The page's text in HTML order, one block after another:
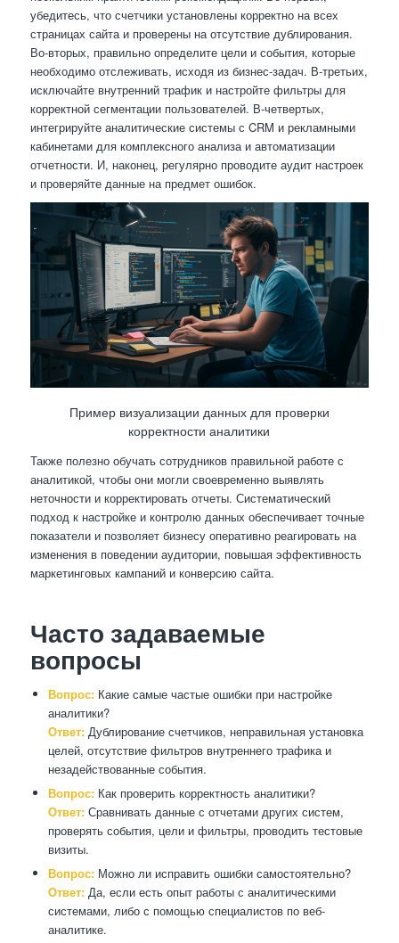
убедитесь, что счетчики установлены корректно на всех
страницах сайта и проверены на отсутствие дублирования.
Во-вторых, правильно определите цели и события, которые
необходимо отслеживать, исходя из бизнес-задач. В-третьих,
исключайте внутренний трафик и настройте фильтры для
корректной сегментации пользователей. В-четвертых,
интегрируйте аналитические системы с CRM и рекламными
кабинетами для комплексного анализа и автоматизации
отчетности. И, наконец, регулярно проводите аудит настроек
и проверяйте данные на предмет ошибок.
Пример визуализации данных для проверки
корректности аналитики
Также полезно обучать сотрудников правильной работе с
аналитикой, чтобы они могли своевременно выявлять
неточности и корректировать отчеты. Систематический
подход к настройке и контролю данных обеспечивает точные
показатели и позволяет бизнесу оперативно реагировать на
изменения в поведении аудитории, повышая эффективность
маркетинговых кампаний и конверсию сайта.
Часто задаваемые
вопросы
Вопрос:Какие самые частые ошибки при настройке
аналитики?
Ответ:Дублирование счетчиков, неправильная установка
целей, отсутствие фильтров внутреннего трафика и
незадействованные события.
Вопрос:Как проверить корректность аналитики?
Ответ:Сравнивать данные с отчетами других систем,
проверять события, цели и фильтры, проводить тестовые
визиты.
Вопрос:Можно ли исправить ошибки самостоятельно?
Ответ:Да, если есть опыт работы с аналитическими
системами, либо с помощью специалистов по веб-
аналитике.